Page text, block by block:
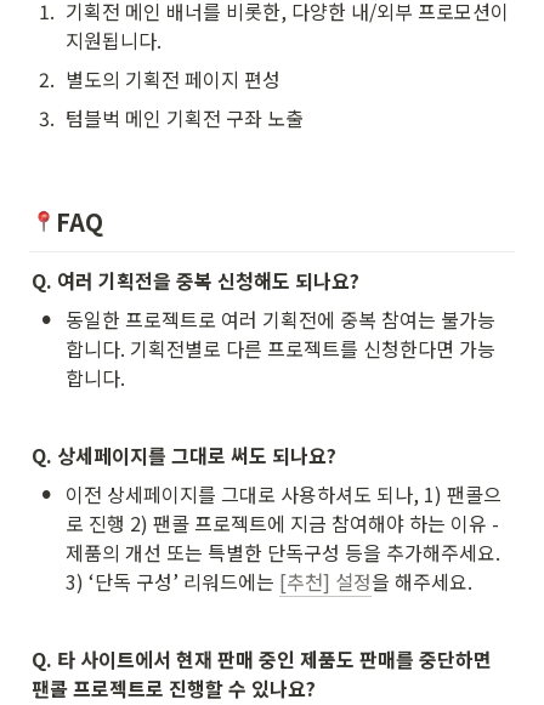
1. 기획전 메인 배너를 비롯한, 다양한 내/외부 프로모션이
지원됩니다.
2. 별도의 기획전 페이지 편성
3. 텀블벅 메인 기획전 구좌 노출
FAQ
Q. 여러 기획전을 중복 신청해도 되나요?
• 동일한 프로젝트로 여러 기획전에 중복 참여는 불가능
합니다. 기획전별로 다른 프로젝트를 신청한다면 가능
합니다.
Q. 상세페이지를 그대로 써도 되나요?
• 이전 상세페이지를 그대로 사용하셔도 되나, 1) 팬콜으
로 진행 2) 팬콜 프로젝트에 지금 참여해야 하는 이유 -
제품의 개선 또는 특별한 단독구성 등을 추가해주세요.
3) ‘단독 구성’ 리워드에는 [추천] 설정을 해주세요.
Q. 타 사이트에서 현재 판매 중인 제품도 판매를 중단하면
팬콜 프로젝트로 진행할 수 있나요?